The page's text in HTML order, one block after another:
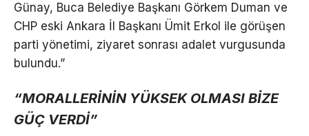
Günay, Buca Belediye Başkanı Görkem Duman ve
CHP eski Ankara İl Başkanı Ümit Erkol ile görüşen
parti yönetimi, ziyaret sonrası adalet vurgusunda
bulundu.”
“MORALLERİNİN YÜKSEK OLMASI BİZE
GÜÇ VERDİ”